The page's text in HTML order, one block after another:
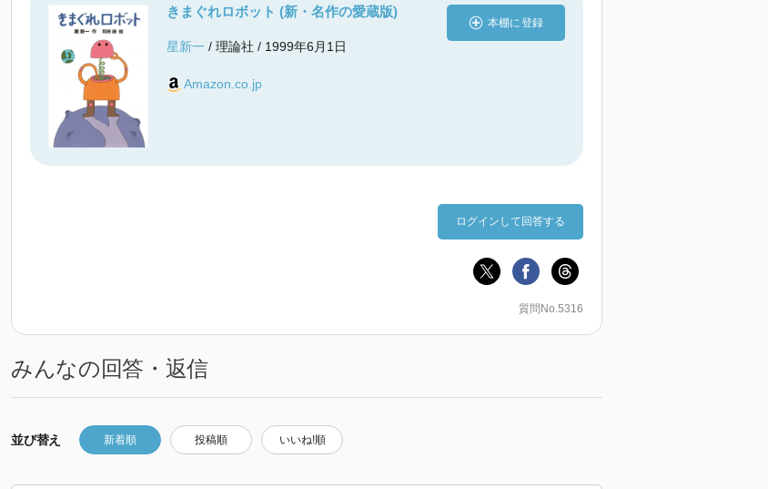
きまぐれロボット (新・名作の愛蔵版)
星新一 / 理論社 / 1999年6月1日
Amazon.co.jp
本棚に登録
ログインして回答する
質問No.5316
みんなの回答・返信
並び替え 新着順 投稿順 いいね!順